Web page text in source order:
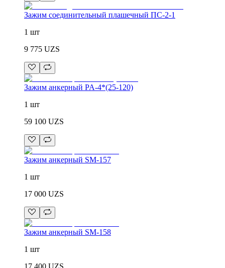
Зажим соединительный плашечный ПС-2-1
1 шт
9 775 UZS
Зажим анкерный PA-4*(25-120)
1 шт
59 100 UZS
Зажим анкерный SM-157
1 шт
17 000 UZS
Зажим анкерный SM-158
1 шт
17 400 UZS